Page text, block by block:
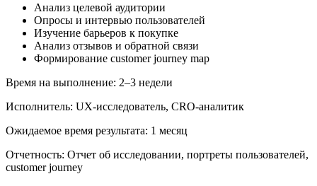
Анализ целевой аудитории
Опросы и интервью пользователей
Изучение барьеров к покупке
Анализ отзывов и обратной связи
Формирование customer journey map
Время на выполнение: 2–3 недели
Исполнитель: UX-исследователь, CRO-аналитик
Ожидаемое время результата: 1 месяц
Отчетность: Отчет об исследовании, портреты пользователей,
customer journey